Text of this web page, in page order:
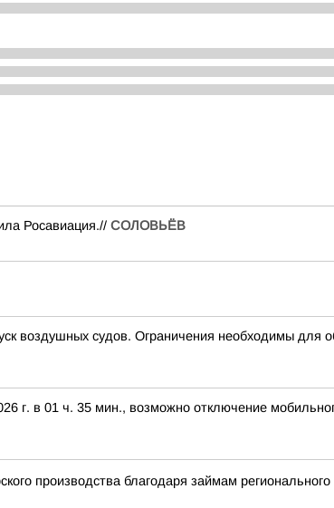
Росавиация.// СОЛОВЬЁВ
судов. Ограничения необходимы для
г. в 01 ч. 35 мин., возможно отключение
производства благодаря займам